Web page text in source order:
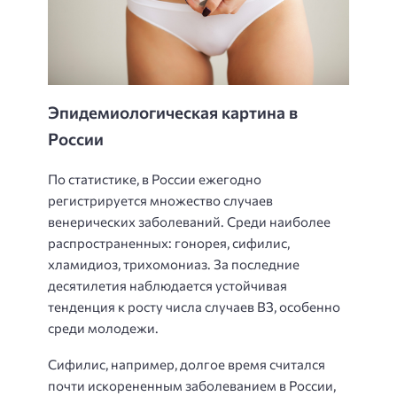
Эпидемиологическая картина в
России
По статистике, в России ежегодно
регистрируется множество случаев
венерических заболеваний. Среди наиболее
распространенных: гонорея, сифилис,
хламидиоз, трихомониаз. За последние
десятилетия наблюдается устойчивая
тенденция к росту числа случаев ВЗ, особенно
среди молодежи.
Сифилис, например, долгое время считался
почти искорененным заболеванием в России,